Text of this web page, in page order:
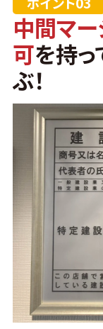
中間マ
可を持
ぶ！